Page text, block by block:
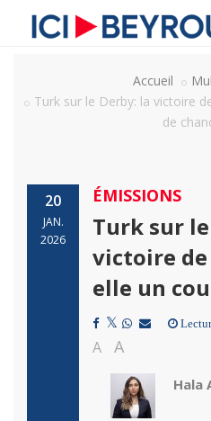
Accueil
Turk sur le Derby: la victoire
de
20
JAN.
2026
ÉMISSIONS
Turk sur
victoire de
elle un
A A
Hala